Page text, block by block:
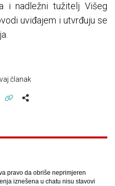
i nadležni tužitelj Višeg
uviđajem i utvrđuju se
članak
pravo da obriše neprimjeren
iznešena u chatu nisu stavovi